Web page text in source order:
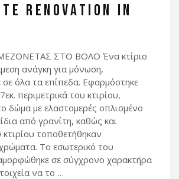
RENOVATION IN
ΣΤΟ ΒΟΛΟ Ένα κτίριο
ανάγκη για μόνωση,
σε όλα τα επίπεδα. Εφαρμόστηκε
περιμετρικά του κτιρίου,
δώμα με ελαστομερές οπλισμένο
από γρανίτη, καθώς και
τοποθετήθηκαν
Το εσωτερικό του
σε σύγχρονο χαρακτήρα
να το …